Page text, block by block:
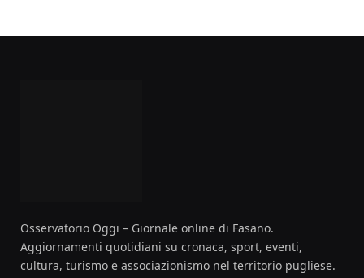
Osservatorio Oggi – Giornale online di Fasano.
Aggiornamenti quotidiani su cronaca, sport, eventi,
cultura, turismo e associazionismo nel territorio pugliese.